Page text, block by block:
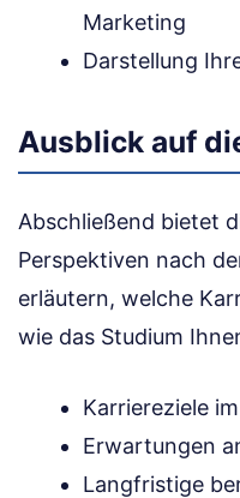
Marketing
Darstellung
Ausblick auf
Abschließend bietet
Perspektiven nach
erläutern, welche
wie das Studium
Karriereziele
Erwartungen
Langfristige